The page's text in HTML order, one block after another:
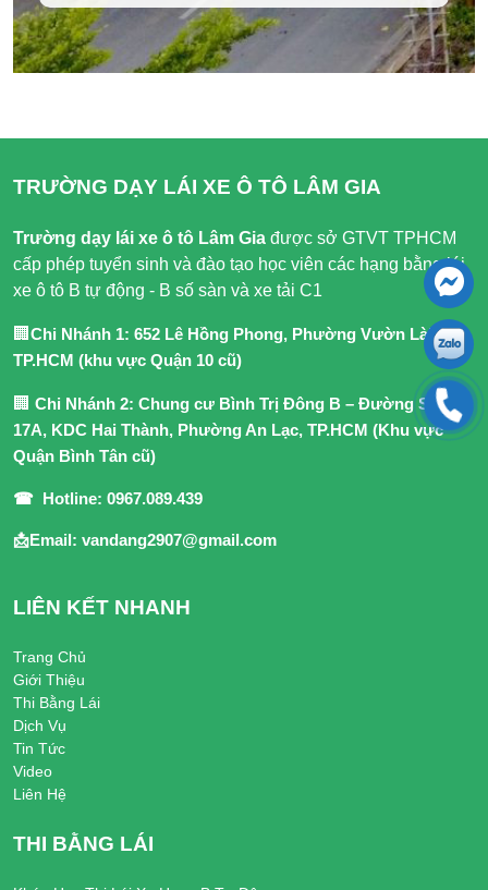
TRƯỜNG DẠY LÁI XE Ô TÔ LÂM GIA
Trường dạy lái xe ô tô Lâm Gia được sở GTVT TPHCM
cấp phép tuyển sinh và đào tạo học viên các hạng bằng lái
xe ô tô B tự động - B số sàn và xe tải C1
🏢 Chi Nhánh 1: 652 Lê Hồng Phong, Phường Vườn Lài,
TP.HCM (khu vực Quận 10 cũ)
🏢 Chi Nhánh 2: Chung cư Bình Trị Đông B – Đường Số
17A, KDC Hai Thành, Phường An Lạc, TP.HCM (Khu vực
Quận Bình Tân cũ)
☎ Hotline: 0967.089.439
📩Email: vandang2907@gmail.com
LIÊN KẾT NHANH
Trang Chủ
Giới Thiệu
Thi Bằng Lái
Dịch Vụ
Tin Tức
Video
Liên Hệ
THI BẰNG LÁI